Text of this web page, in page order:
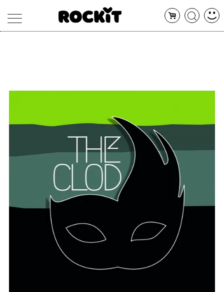
CONCERTI
RADIO